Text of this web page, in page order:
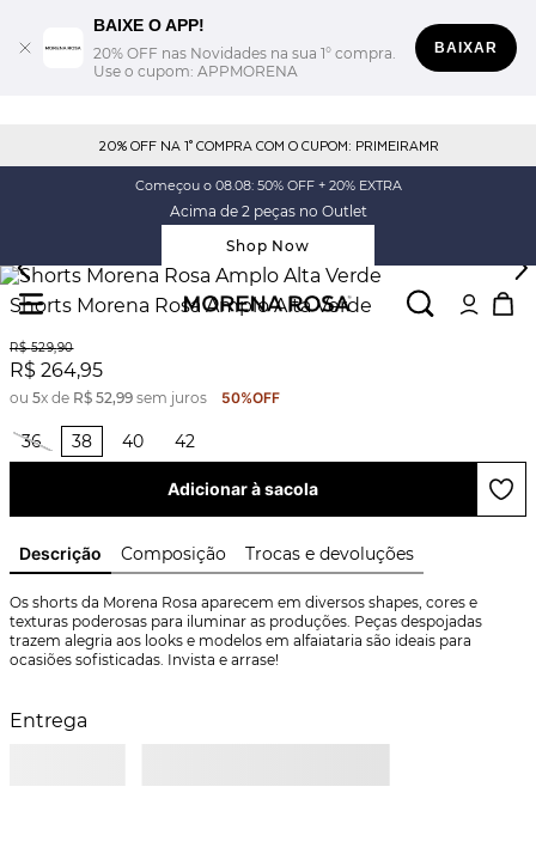
BAIXE O APP!
20% OFF nas Novidades na sua 1° compra.
Use o cupom: APPMORENA
BAIXAR
20% OFF NA 1° COMPRA COM O CUPOM: PRIMEIRAMR
Começou o 08.08: 50% OFF + 20% EXTRA
Acima de 2 peças no Outlet
Shop Now
Shorts Morena Rosa Amplo Alta Verde
R$ 529,90
R$ 264,95
ou 5x de R$ 52,99 sem juros 50%OFF
36 38 40 42
Adicionar à sacola
Descrição Composição Trocas e devoluções
Os shorts da Morena Rosa aparecem em diversos shapes, cores e
texturas poderosas para iluminar as produções. Peças despojadas
trazem alegria aos looks e modelos em alfaiataria são ideais para
ocasiões sofisticadas. Invista e arrase!
Entrega